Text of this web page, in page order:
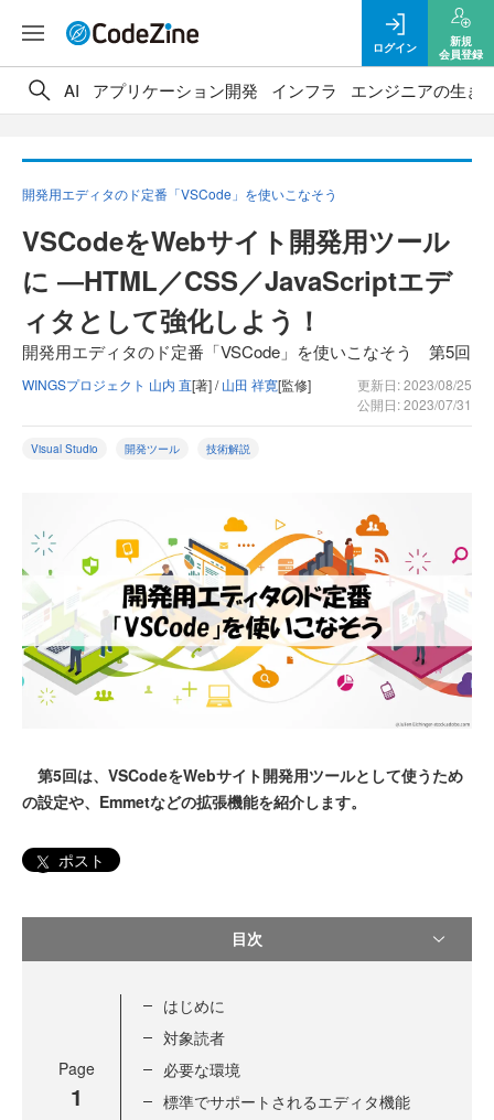
ログイン
新規
会員登録
AI アプリケーション開発 インフラ エンジニアの生き
開発用エディタのド定番「VSCode」を使いこなそう
VSCodeをWebサイト開発用ツール
に ―HTML／CSS／JavaScriptエデ
ィタとして強化しよう！
開発用エディタのド定番「VSCode」を使いこなそう 第5回
WINGSプロジェクト 山内 直[著] /山田 祥寛[監修]
更新日: 2023/08/25
公開日: 2023/07/31
Visual Studio 開発ツール 技術解説
第5回は、VSCodeをWebサイト開発用ツールとして使うため
の設定や、Emmetなどの拡張機能を紹介します。
ポスト
目次
Page
1
はじめに
対象読者
必要な環境
標準でサポートされるエディタ機能